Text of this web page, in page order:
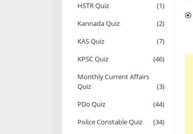
HSTR Quiz
(1)
Kannada Quiz
(2)
KAS Quiz
(7)
KPSC Quiz
(46)
Monthly Current Affairs
Quiz
(3)
PDo Quiz
(44)
Police Constable Quiz
(34)
🏵